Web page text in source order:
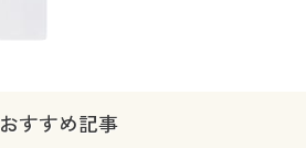
おすすめ記事